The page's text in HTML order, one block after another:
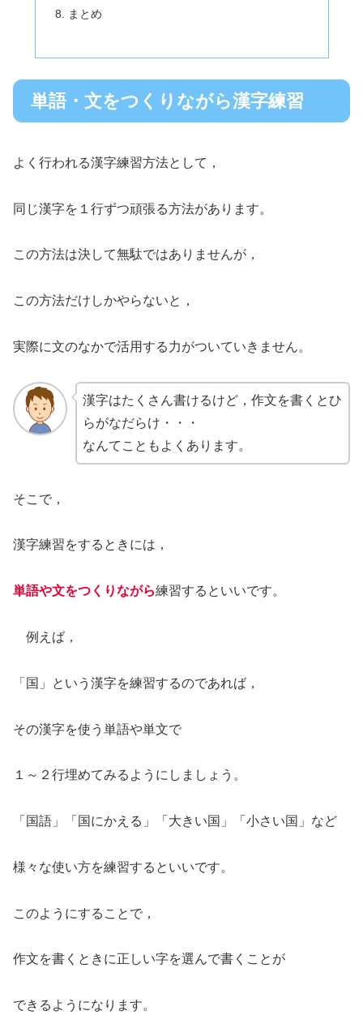
まとめ
単語・文をつくりながら漢字練習
よく行われる漢字練習方法として，
同じ漢字を１行ずつ頑張る方法があります。
この方法は決して無駄ではありませんが，
この方法だけしかやらないと，
実際に文のなかで活用する力がついていきません。
漢字はたくさん書けるけど，作文を書くとひ
らがなだらけ・・・
なんてこともよくあります。
そこで，
漢字練習をするときには，
単語や文をつくりながら練習するといいです。
例えば，
「国」という漢字を練習するのであれば，
その漢字を使う単語や単文で
１～２行埋めてみるようにしましょう。
「国語」「国にかえる」「大きい国」「小さい国」など
様々な使い方を練習するといいです。
このようにすることで，
作文を書くときに正しい字を選んで書くことが
できるようになります。